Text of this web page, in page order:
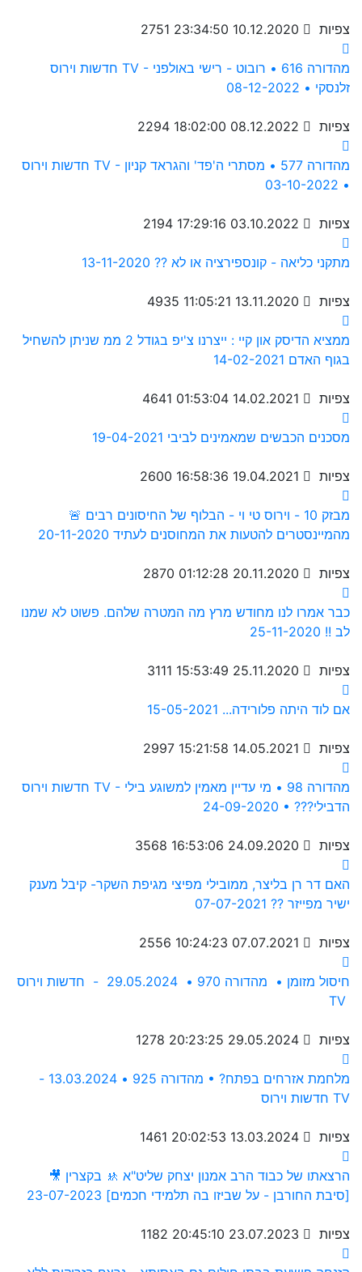
2751 צפיות
חדשות וירוס TV - מהדורה 616 • רובוט - רישי באולפני
זלנסקי • 08-12-2022
2294 צפיות
חדשות וירוס TV - מהדורה 577 • מסתרי ה'פד' והגראד קניון
• 03-10-2022
2194 צפיות
מתקני כליאה - קונספירציה או לא ?? 13-11-2020
4935 צפיות
ממציא הדיסק און קיי : ייצרנו צ'יפ בגודל 2 ממ שניתן להשחיל
בגוף האדם 14-02-2021
4641 צפיות
מסכנים הכבשים שמאמינים לביבי 19-04-2021
2600 צפיות
🚨 מבזק 10 - וירוס טי וי - הבלוף של החיסונים רבים
מהמיינסטרים להטעות את המחוסנים לעתיד 20-11-2020
2870 צפיות
כבר אמרו לנו מחודש מרץ מה המטרה שלהם. פשוט לא שמנו
לב !! 25-11-2020
3111 צפיות
אם לוד היתה פלורידה... 15-05-2021
2997 צפיות
חדשות וירוס TV - מהדורה 98 • מי עדיין מאמין למשוגע בילי
הדבילי??? • 24-09-2020
3568 צפיות
האם דר רן בליצר, ממובילי מפיצי מגיפת השקר- קיבל מענק
ישיר מפייזר ?? 07-07-2021
2556 צפיות
חיסול מזומן • מהדורה 970 • 29.05.2024 - חדשות וירוס
TV
1278 צפיות
מלחמת אזרחים בפתח? • מהדורה 925 • 13.03.2024 -
חדשות וירוס TV
1461 צפיות
🎥 הרצאתו של כבוד הרב אמנון יצחק שליט"א 🚸 בקצרין
[סיבת החורבן - על שביזו בה תלמידי חכמים] 23-07-2023
1182 צפיות